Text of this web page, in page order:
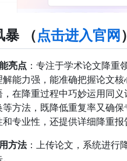
暴（点击进入官网）
亮点 ：专注于学术论文降重
解能力强，能准确把握论文核
，在降重过程中巧妙运用同
等方法，既降低重复率又确
和专业性，还提供详细降重报
方法：上传论文，系统进行